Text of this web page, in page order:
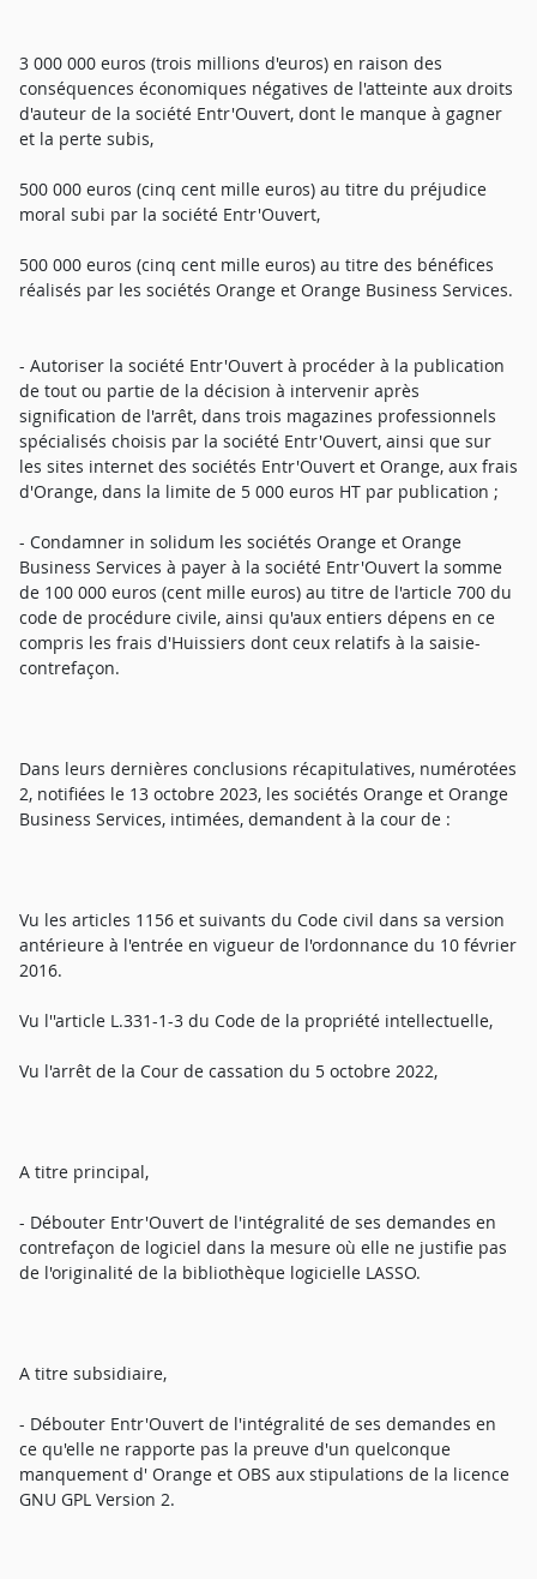
3 000 000 euros (trois millions d'euros) en raison des
conséquences économiques négatives de l'atteinte aux droits
d'auteur de la société Entr'Ouvert, dont le manque à gagner
et la perte subis,
500 000 euros (cinq cent mille euros) au titre du préjudice
moral subi par la société Entr'Ouvert,
500 000 euros (cinq cent mille euros) au titre des bénéfices
réalisés par les sociétés Orange et Orange Business Services.
- Autoriser la société Entr'Ouvert à procéder à la publication
de tout ou partie de la décision à intervenir après
signification de l'arrêt, dans trois magazines professionnels
spécialisés choisis par la société Entr'Ouvert, ainsi que sur
les sites internet des sociétés Entr'Ouvert et Orange, aux frais
d'Orange, dans la limite de 5 000 euros HT par publication ;
- Condamner in solidum les sociétés Orange et Orange
Business Services à payer à la société Entr'Ouvert la somme
de 100 000 euros (cent mille euros) au titre de l'article 700 du
code de procédure civile, ainsi qu'aux entiers dépens en ce
compris les frais d'Huissiers dont ceux relatifs à la saisie-
contrefaçon.
Dans leurs dernières conclusions récapitulatives, numérotées
2, notifiées le 13 octobre 2023, les sociétés Orange et Orange
Business Services, intimées, demandent à la cour de :
Vu les articles 1156 et suivants du Code civil dans sa version
antérieure à l'entrée en vigueur de l'ordonnance du 10 février
2016.
Vu l''article L.331-1-3 du Code de la propriété intellectuelle,
Vu l'arrêt de la Cour de cassation du 5 octobre 2022,
A titre principal,
- Débouter Entr'Ouvert de l'intégralité de ses demandes en
contrefaçon de logiciel dans la mesure où elle ne justifie pas
de l'originalité de la bibliothèque logicielle LASSO.
A titre subsidiaire,
- Débouter Entr'Ouvert de l'intégralité de ses demandes en
ce qu'elle ne rapporte pas la preuve d'un quelconque
manquement d' Orange et OBS aux stipulations de la licence
GNU GPL Version 2.